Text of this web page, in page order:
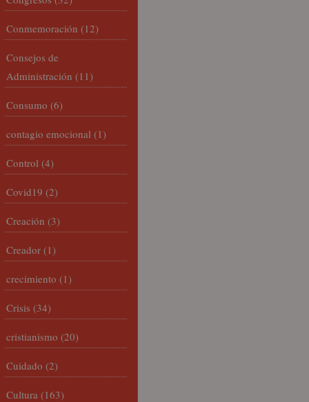
Conmemoración (12)
Consejos de
Administración (11)
Consumo (6)
contagio emocional (1)
Control (4)
Covid19 (2)
Creación (3)
Creador (1)
crecimiento (1)
Crisis (34)
cristianismo (20)
Cuidado (2)
Cultura (163)